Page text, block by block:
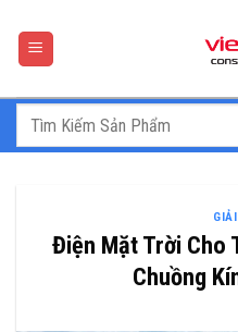
content
Điện Mặt Trời Cho
Chuồng